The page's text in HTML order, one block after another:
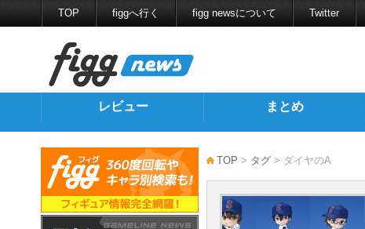
TOP figgへ行く figg newsについて Twitter
レビュー まとめ
TOP > タグ > ダイヤのA